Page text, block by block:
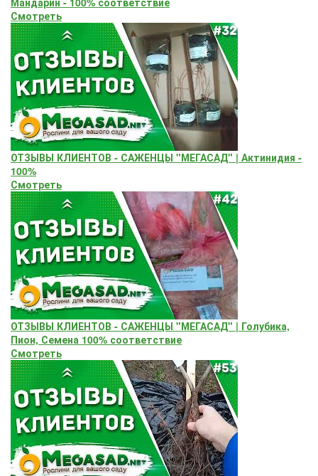
Смотреть
ОТЗЫВЫ КЛИЕНТОВ - САЖЕНЦЫ "МЕГАСАД" | Актинидия -
100%
Смотреть
ОТЗЫВЫ КЛИЕНТОВ - САЖЕНЦЫ "МЕГАСАД" | Голубика,
Пион, Семена 100% соответствие
Смотреть